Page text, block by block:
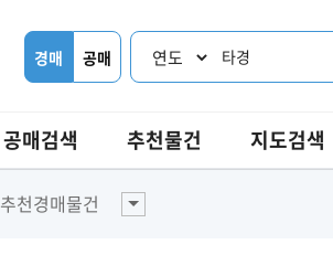
경매 공매 타경
공매검색 추천물건 지도검색
추천경매물건